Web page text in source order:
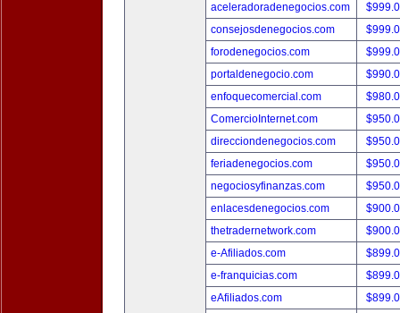
aceleradoradenegocios.com
consejosdenegocios.com
forodenegocios.com
portaldenegocio.com
enfoquecomercial.com
ComercioInternet.com
direcciondenegocios.com
feriadenegocios.com
negociosyfinanzas.com
enlacesdenegocios.com
thetradernetwork.com
e-Afiliados.com
e-franquicias.com
eAfiliados.com